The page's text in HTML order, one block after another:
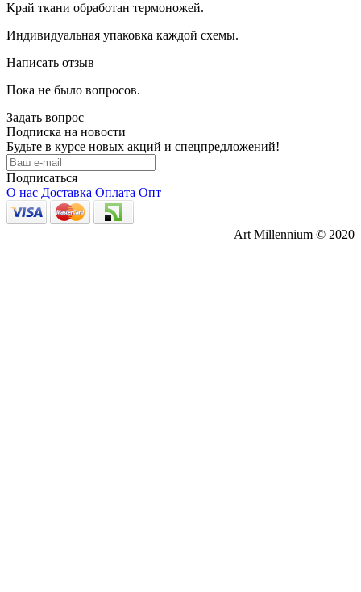
Край ткани обработан термоножей.
Индивидуальная упаковка каждой схемы.
Написать отзыв
Пока не было вопросов.
Задать вопрос
Подписка на новости
Будьте в курсе новых акций и спецпредложений!
Подписаться
О нас Доставка Оплата Опт
Art Millennium © 2020